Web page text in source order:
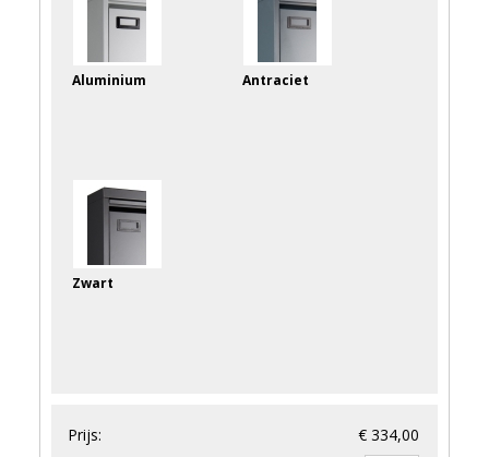
Aluminium Antraciet
Zwart
Prijs:
€ 334,00